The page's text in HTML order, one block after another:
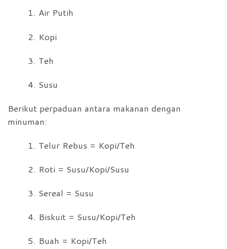
1. Air Putih
2. Kopi
3. Teh
4. Susu
Berikut perpaduan antara makanan dengan
minuman:
1. Telur Rebus = Kopi/Teh
2. Roti = Susu/Kopi/Susu
3. Sereal = Susu
4. Biskuit = Susu/Kopi/Teh
5. Buah = Kopi/Teh